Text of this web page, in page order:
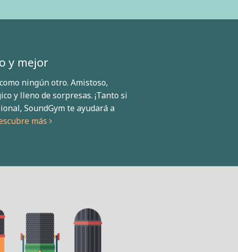
y mejor
ningún otro. Amistoso,
y lleno de sorpresas. ¡Tanto si
SoundGym te ayudará a
más